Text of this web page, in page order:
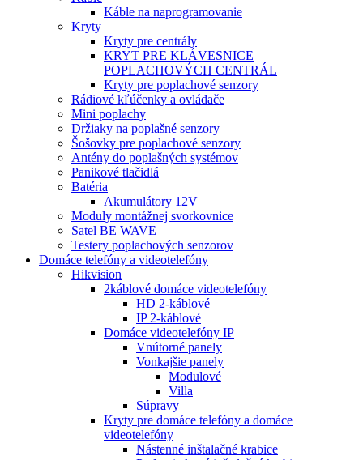
Káble na naprogramovanie
Kryty
Kryty pre centrály
KRYT PRE KLÁVESNICE
POPLACHOVÝCH CENTRÁL
Kryty pre poplachové senzory
Rádiové kľúčenky a ovládače
Mini poplachy
Držiaky na poplašné senzory
Šošovky pre poplachové senzory
Antény do poplašných systémov
Panikové tlačidlá
Batéria
Akumulátory 12V
Moduly montážnej svorkovnice
Satel BE WAVE
Testery poplachových senzorov
Domáce telefóny a videotelefóny
Hikvision
2káblové domáce videotelefóny
HD 2-káblové
IP 2-káblové
Domáce videotelefóny IP
Vnútorné panely
Vonkajšie panely
Modulové
Villa
Súpravy
Kryty pre domáce telefóny a domáce
videotelefóny
Nástenné inštalačné krabice